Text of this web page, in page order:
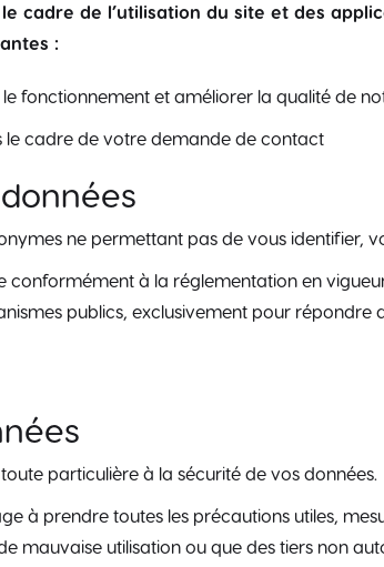
cadre de l’utilisation du site et des
:
fonctionnement et améliorer la qualité de
le cadre de votre demande de contact
ne permettant pas de vous identifier,
conformément à la réglementation en
publics, exclusivement pour répondre
particulière à la sécurité de vos données.
à prendre toutes les précautions utiles,
mauvaise utilisation ou que des tiers non